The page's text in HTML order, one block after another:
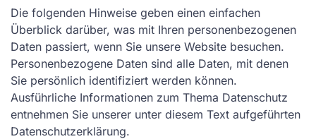
Die folgenden Hinweise geben einen einfachen
Überblick darüber, was mit Ihren personenbezogenen
Daten passiert, wenn Sie unsere Website besuchen.
Personenbezogene Daten sind alle Daten, mit denen
Sie persönlich identifiziert werden können.
Ausführliche Informationen zum Thema Datenschutz
entnehmen Sie unserer unter diesem Text aufgeführten
Datenschutzerklärung.